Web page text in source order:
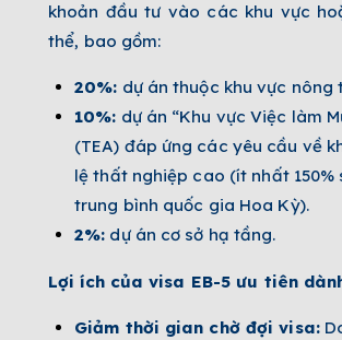
khoản đầu tư vào các khu vực
thể, bao gồm:
20%: dự án thuộc khu vực nông
10%: dự án “Khu vực Việc làm
(TEA) đáp ứng các yêu cầu về
lệ thất nghiệp cao (ít nhất 150%
trung bình quốc gia Hoa Kỳ).
2%: dự án cơ sở hạ tầng.
Lợi ích của visa EB-5 ưu tiên
Giảm thời gian chờ đợi visa: